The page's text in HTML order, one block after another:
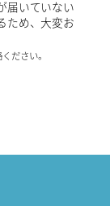
届いていない
ため、大変お
ださい。